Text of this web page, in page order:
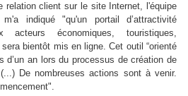
relation client sur le site Internet, l'équipe
indiqué "qu'un portail d’attractivité
acteurs économiques, touristiques,
bientôt mis en ligne. Cet outil “orienté
d’un an lors du processus de création de
De nombreuses actions sont à venir.